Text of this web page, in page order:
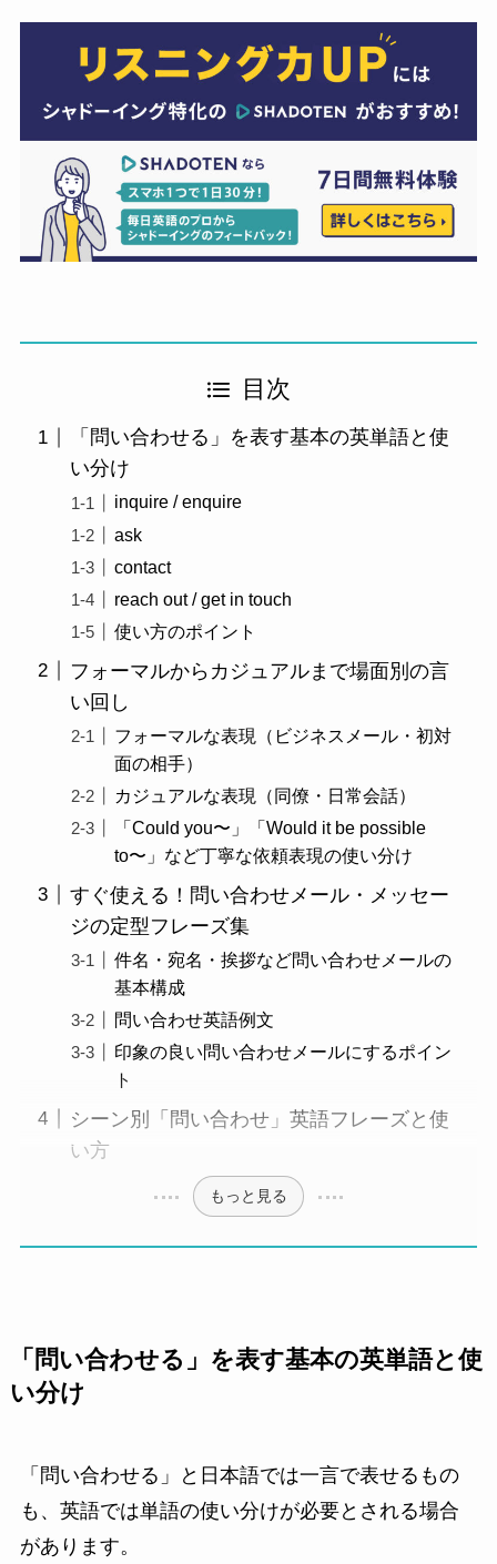
目次
「問い合わせる」を表す基本の英単語と使
い分け
inquire / enquire
ask
contact
reach out / get in touch
使い方のポイント
フォーマルからカジュアルまで場面別の言
い回し
フォーマルな表現（ビジネスメール・初対
面の相手）
カジュアルな表現（同僚・日常会話）
「Could you〜」「Would it be possible
to〜」など丁寧な依頼表現の使い分け
すぐ使える！問い合わせメール・メッセー
ジの定型フレーズ集
件名・宛名・挨拶など問い合わせメールの
基本構成
問い合わせ英語例文
印象の良い問い合わせメールにするポイン
ト
シーン別「問い合わせ」英語フレーズと使
い方
もっと見る
「問い合わせる」を表す基本の英単語と使
い分け
「問い合わせる」と日本語では一言で表せるもの
も、英語では単語の使い分けが必要とされる場合
があります。